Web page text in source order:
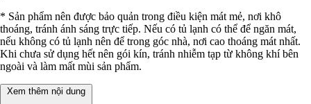
* Sản phẩm nên được bảo quản trong điều kiện mát mẻ, nơi khô
thoáng, tránh ánh sáng trực tiếp. Nếu có tủ lạnh có thể để ngăn mát,
nếu không có tủ lạnh nên để trong góc nhà, nơi cao thoáng mát nhất.
Khi chưa sử dụng hết nên gói kín, tránh nhiễm tạp từ không khí bên
ngoài và làm mất mùi sản phẩm.
Xem thêm nội dung